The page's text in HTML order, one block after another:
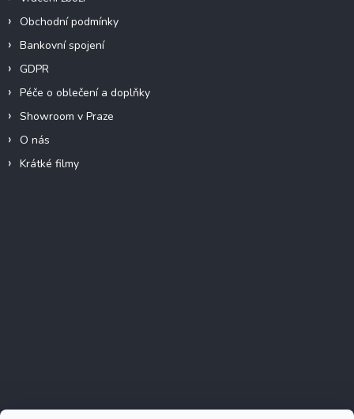
Obchodní podmínky
Bankovní spojení
GDPR
Péče o oblečení a doplňky
Showroom v Praze
O nás
Krátké filmy